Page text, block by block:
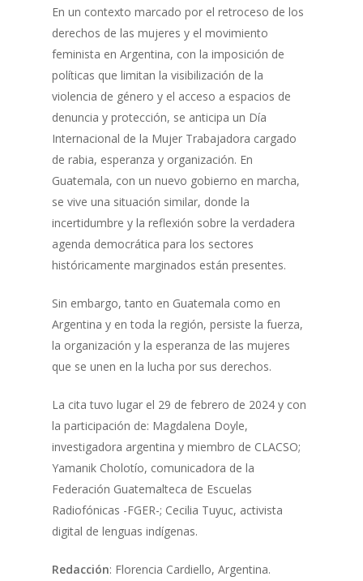
En un contexto marcado por el retroceso de los
derechos de las mujeres y el movimiento
feminista en Argentina, con la imposición de
políticas que limitan la visibilización de la
violencia de género y el acceso a espacios de
denuncia y protección, se anticipa un Día
Internacional de la Mujer Trabajadora cargado
de rabia, esperanza y organización. En
Guatemala, con un nuevo gobierno en marcha,
se vive una situación similar, donde la
incertidumbre y la reflexión sobre la verdadera
agenda democrática para los sectores
históricamente marginados están presentes.
Sin embargo, tanto en Guatemala como en
Argentina y en toda la región, persiste la fuerza,
la organización y la esperanza de las mujeres
que se unen en la lucha por sus derechos.
La cita tuvo lugar el 29 de febrero de 2024 y con
la participación de: Magdalena Doyle,
investigadora argentina y miembro de CLACSO; ️
Yamanik Cholotío, comunicadora de la
Federación Guatemalteca de Escuelas
Radiofónicas -FGER-; Cecilia Tuyuc, activista
digital de lenguas indígenas.
Redacción: Florencia Cardiello, Argentina.